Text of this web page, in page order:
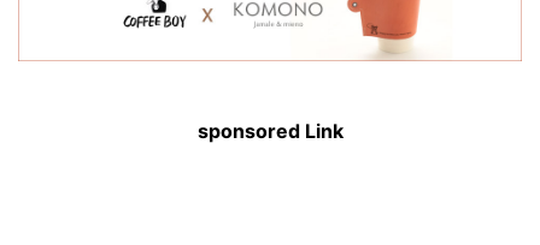
sponsored Link